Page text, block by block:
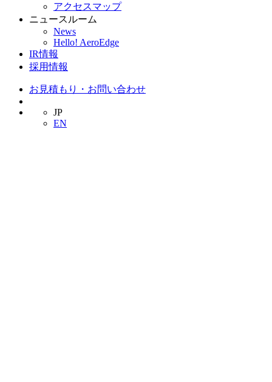
アクセスマップ
ニュースルーム
News
Hello! AeroEdge
IR情報
採用情報
お見積もり・お問い合わせ
JP
EN